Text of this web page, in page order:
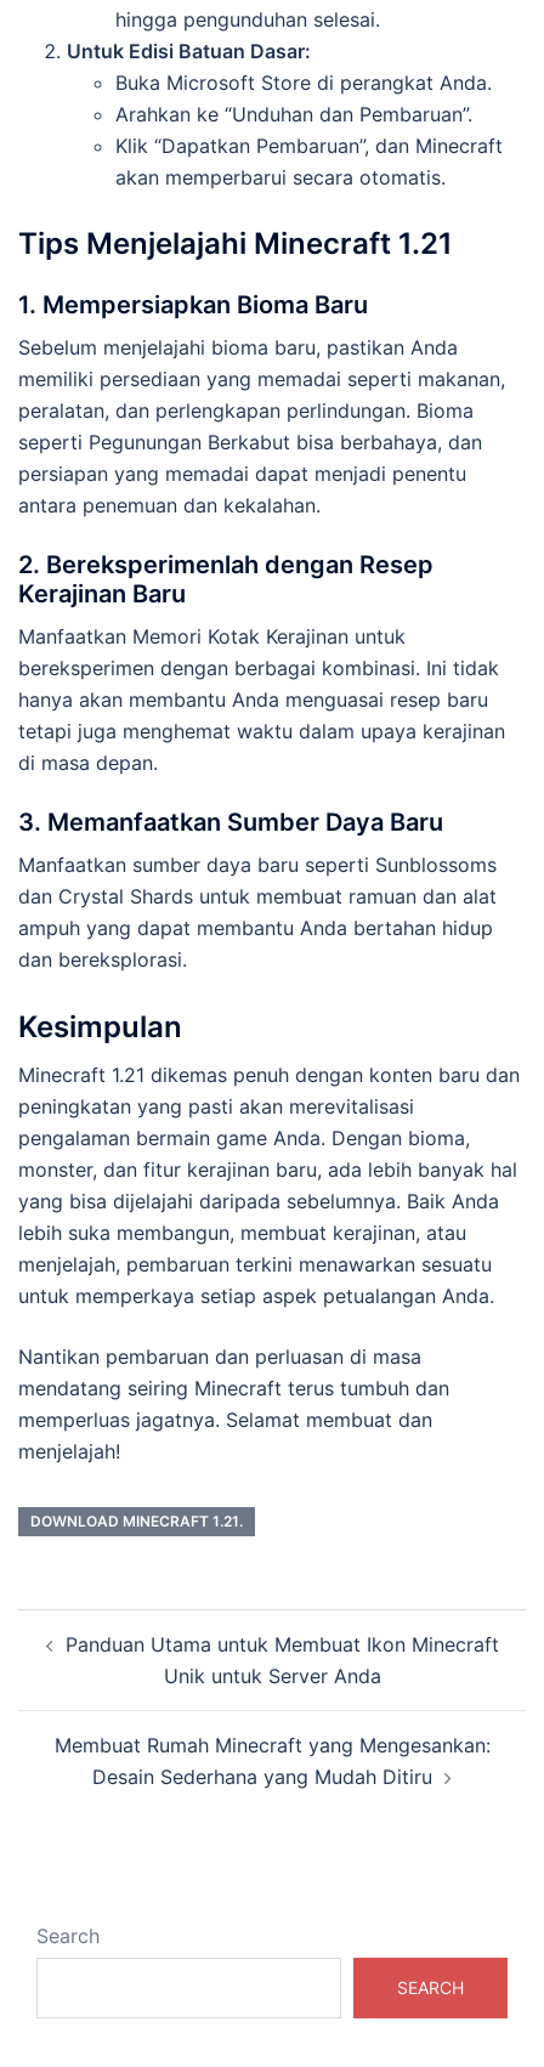
hingga pengunduhan selesai.
Untuk Edisi Batuan Dasar:
Buka Microsoft Store di perangkat Anda.
Arahkan ke “Unduhan dan Pembaruan”.
Klik “Dapatkan Pembaruan”, dan Minecraft
akan memperbarui secara otomatis.
Tips Menjelajahi Minecraft 1.21
1. Mempersiapkan Bioma Baru
Sebelum menjelajahi bioma baru, pastikan Anda
memiliki persediaan yang memadai seperti makanan,
peralatan, dan perlengkapan perlindungan. Bioma
seperti Pegunungan Berkabut bisa berbahaya, dan
persiapan yang memadai dapat menjadi penentu
antara penemuan dan kekalahan.
2. Bereksperimenlah dengan Resep
Kerajinan Baru
Manfaatkan Memori Kotak Kerajinan untuk
bereksperimen dengan berbagai kombinasi. Ini tidak
hanya akan membantu Anda menguasai resep baru
tetapi juga menghemat waktu dalam upaya kerajinan
di masa depan.
3. Memanfaatkan Sumber Daya Baru
Manfaatkan sumber daya baru seperti Sunblossoms
dan Crystal Shards untuk membuat ramuan dan alat
ampuh yang dapat membantu Anda bertahan hidup
dan bereksplorasi.
Kesimpulan
Minecraft 1.21 dikemas penuh dengan konten baru dan
peningkatan yang pasti akan merevitalisasi
pengalaman bermain game Anda. Dengan bioma,
monster, dan fitur kerajinan baru, ada lebih banyak hal
yang bisa dijelajahi daripada sebelumnya. Baik Anda
lebih suka membangun, membuat kerajinan, atau
menjelajah, pembaruan terkini menawarkan sesuatu
untuk memperkaya setiap aspek petualangan Anda.
Nantikan pembaruan dan perluasan di masa
mendatang seiring Minecraft terus tumbuh dan
memperluas jagatnya. Selamat membuat dan
menjelajah!
DOWNLOAD MINECRAFT 1.21.
navigation
Panduan Utama untuk Membuat Ikon Minecraft
Unik untuk Server Anda
Membuat Rumah Minecraft yang Mengesankan:
Desain Sederhana yang Mudah Ditiru
Search
SEARCH